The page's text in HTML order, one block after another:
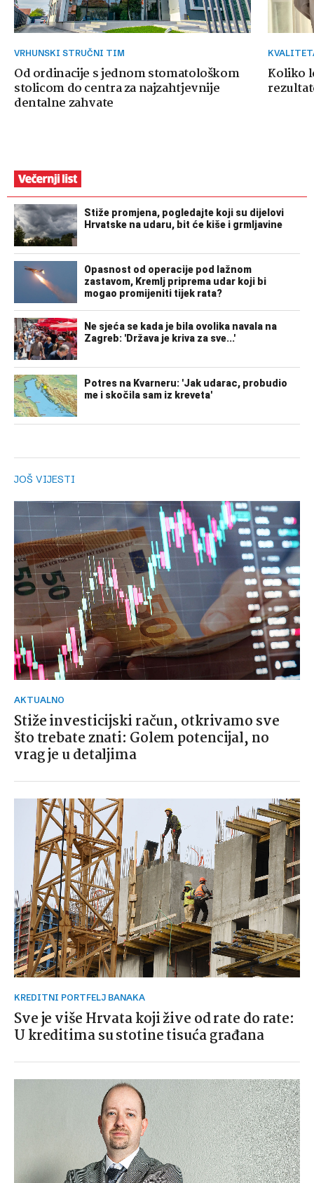
VRHUNSKI STRUČNI TIM
Od ordinacije s jednom stomatološkom
stolicom do centra za najzahtjevnije
dentalne zahvate
Koliko
JOŠ VIJESTI
AKTUALNO
Stiže investicijski račun, otkrivamo sve
što trebate znati: Golem potencijal, no
vrag je u detaljima
KREDITNI PORTFELJ BANAKA
Sve je više Hrvata koji žive od rate do rate:
U kreditima su stotine tisuća građana